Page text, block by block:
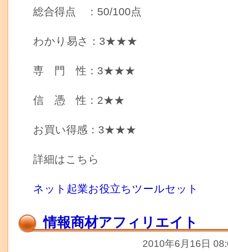
総合得点 ：50/100点
わかり易さ：3★★★
専 門 性：3★★★
信 憑 性：2★★
お買い得感：3★★★
詳細はこちら
ネット起業お役立ちツールセット
情報商材アフィリエイト
2010年6月16日